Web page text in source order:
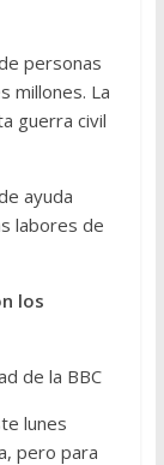
personas
millones. La
guerra civil
ayuda
labores de
los
de la BBC
lunes
pero para